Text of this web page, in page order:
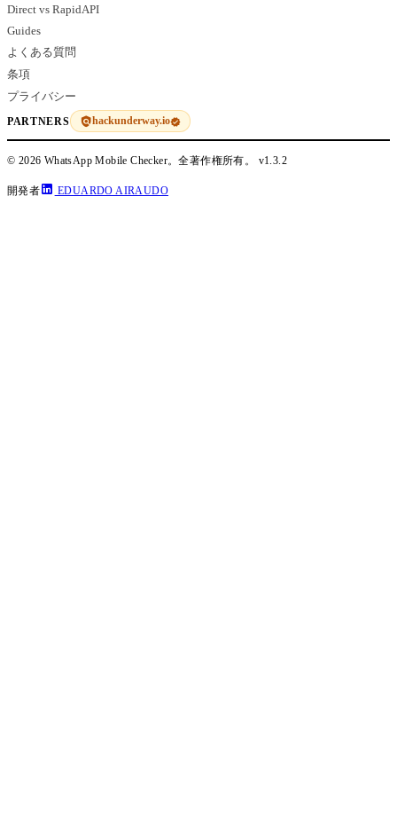
Direct vs RapidAPI
Guides
よくある質問
条項
プライバシー
PARTNERS hackunderway.io
© 2026 WhatsApp Mobile Checker。全著作権所有。 v1.3.2
開発者 EDUARDO AIRAUDO